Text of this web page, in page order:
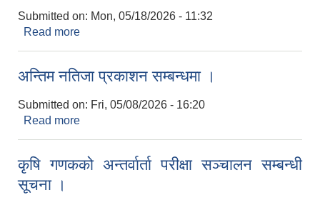
Submitted on: Mon, 05/18/2026 - 11:32
Read more
अन्तिम नतिजा प्रकाशन सम्बन्धमा ।
Submitted on: Fri, 05/08/2026 - 16:20
Read more
कृषि गणकको अन्तर्वार्ता परीक्षा सञ्चालन सम्बन्धी
सूचना ।